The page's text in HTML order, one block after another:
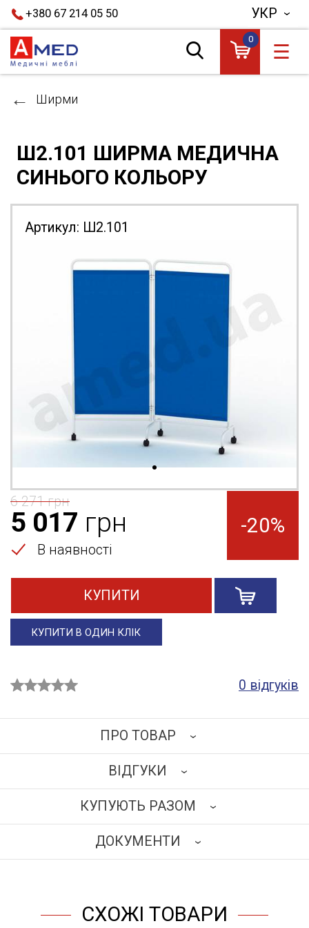
+380 67 214 05 50 УКР
0
☰
Ширми
Ш2.101 ШИРМА МЕДИЧНА
СИНЬОГО КОЛЬОРУ
Артикул: Ш2.101
6 271грн
5 017 грн
В наявності
-20%
КУПИТИ
КУПИТИ В ОДИН КЛІК
0 відгуків
ПРО ТОВАР
Каркас виготовлений зі сталевих круглих труб
діаметром 20 мм, пофарбованих епокси-поліефірною
порошковою фарбою білого кольору з матовою
розміщених на роликових опорах з фіксацією руху.
ВІДГУКИ
НАПИСАТИ ВІДГУК
КУПУЮТЬ РАЗОМ
ДОКУМЕНТИ
СХОЖІ ТОВАРИ